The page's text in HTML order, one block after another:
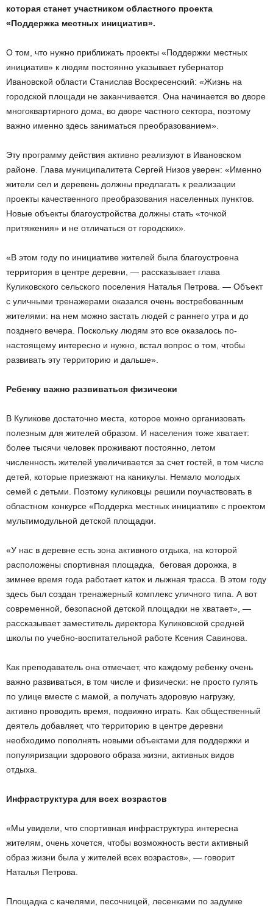
которая станет участником областного проекта
«Поддержка местных инициатив».
О том, что нужно приближать проекты «Поддержки местных
инициатив» к людям постоянно указывает губернатор
Ивановской области Станислав Воскресенский: «Жизнь на
городской площади не заканчивается. Она начинается во дворе
многоквартирного дома, во дворе частного сектора, поэтому
важно именно здесь заниматься преобразованием».
Эту программу действия активно реализуют в Ивановском
районе. Глава муниципалитета Сергей Низов уверен: «Именно
жители сел и деревень должны предлагать к реализации
проекты качественного преобразования населенных пунктов.
Новые объекты благоустройства должны стать «точкой
притяжения» и не отличаться от городских».
«В этом году по инициативе жителей была благоустроена
территория в центре деревни, — рассказывает глава
Куликовского сельского поселения Наталья Петрова. — Объект
с уличными тренажерами оказался очень востребованным
жителями: на нем можно застать людей с раннего утра и до
позднего вечера. Поскольку людям это все оказалось по-
настоящему интересно и нужно, встал вопрос о том, чтобы
развивать эту территорию и дальше».
Ребенку важно развиваться физически
В Куликове достаточно места, которое можно организовать
полезным для жителей образом. И населения тоже хватает:
более тысячи человек проживают постоянно, летом
численность жителей увеличивается за счет гостей, в том числе
детей, которые приезжают на каникулы. Немало молодых
семей с детьми. Поэтому куликовцы решили поучаствовать в
областном конкурсе «Поддерка местных инициатив» с проектом
мультимодульной детской площадки.
«У нас в деревне есть зона активного отдыха, на которой
расположены спортивная площадка, беговая дорожка, в
зимнее время года работает каток и лыжная трасса. В этом году
здесь был создан тренажерный комплекс уличного типа. А вот
современной, безопасной детской площадки не хватает», —
рассказывает заместитель директора Куликовской средней
школы по учебно-воспитательной работе Ксения Савинова.
Как преподаватель она отмечает, что каждому ребенку очень
важно развиваться, в том числе и физически: не просто гулять
по улице вместе с мамой, а получать здоровую нагрузку,
активно проводить время, подвижно играть. Как общественный
деятель добавляет, что территорию в центре деревни
необходимо пополнять новыми объектами для поддержки и
популяризации здорового образа жизни, активных видов
отдыха.
Инфраструктура для всех возрастов
«Мы увидели, что спортивная инфраструктура интересна
жителям, очень хочется, чтобы возможность вести активный
образ жизни была у жителей всех возрастов», — говорит
Наталья Петрова.
Площадка с качелями, песочницей, лесенками по задумке